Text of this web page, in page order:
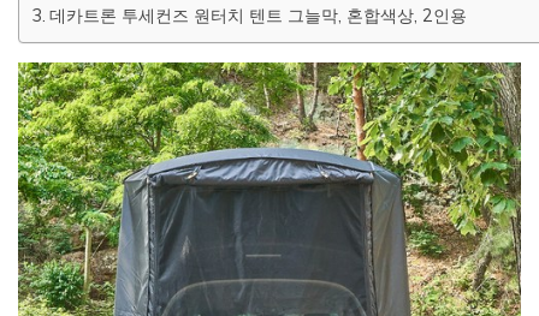
데카트론 투세컨즈 원터치 텐트 그늘막, 혼합색상, 2인용